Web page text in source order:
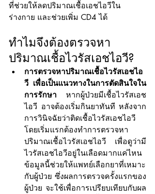
ที่ช่วยให้ลดปริมาณเชื้อเอชไอวีใน
ร่างกาย และช่วยเพิ่ม CD4 ได้
ทำไมจึงต้องตรวจหา
ปริมาณเชื้อไวรัสเอชไอวี?
การตรวจหาปริมาณเชื้อไวรัสเอชไอ
วี เพื่อเป็นแนวทางในการตัดสินใจใน
การรักษา หากผู้ป่วยมีเชื้อไวรัสเอช
ไอวี อาจต้องเริ่มกินยาทันที หลังจาก
การวินิจฉัยว่าติดเชื้อไวรัสเอชไอวี
โดยเริ่มแรกต้องทำการตรวจหา
ปริมาณเชื้อไวรัสเอชไอวี เพื่อดูว่ามี
ไวรัสเอชไอวีอยู่ในเลือดมากแค่ไหน
ข้อมูลนี้ช่วยให้แพทย์เลือกยาที่เหมาะ
กับผู้ป่วย ซึ่งผลการตรวจครั้งแรกของ
ผู้ป่วย จะใช้เพื่อการเปรียบเทียบกับผล